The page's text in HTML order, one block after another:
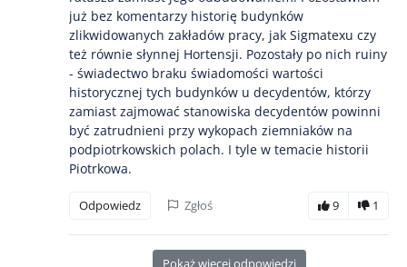
już bez komentarzy historię budynków
zlikwidowanych zakładów pracy, jak Sigmatexu czy
też równie słynnej Hortensji. Pozostały po nich ruiny
- świadectwo braku świadomości wartości
historycznej tych budynków u decydentów, którzy
zamiast zajmować stanowiska decydentów powinni
być zatrudnieni przy wykopach ziemniaków na
podpiotrkowskich polach. I tyle w temacie historii
Piotrkowa.
Odpowiedz Zgłoś 9 1
Pokaż więcej odpowiedzi